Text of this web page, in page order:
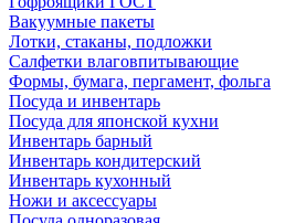
Вакуумные пакеты
Лотки, стаканы, подложки
Салфетки влаговпитывающие
Формы, бумага, пергамент, фольга
Посуда и инвентарь
Посуда для японской кухни
Инвентарь барный
Инвентарь кондитерский
Инвентарь кухонный
Ножи и аксессуары